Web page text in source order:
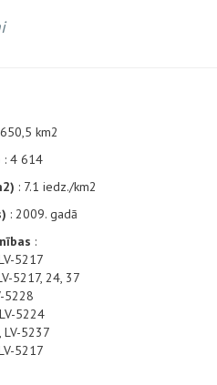
km2
: 4 614
: 7.1 iedz./km2
: 2009. gadā
:
5217
5217, 24, 37
5228
5224
LV-5237
5217